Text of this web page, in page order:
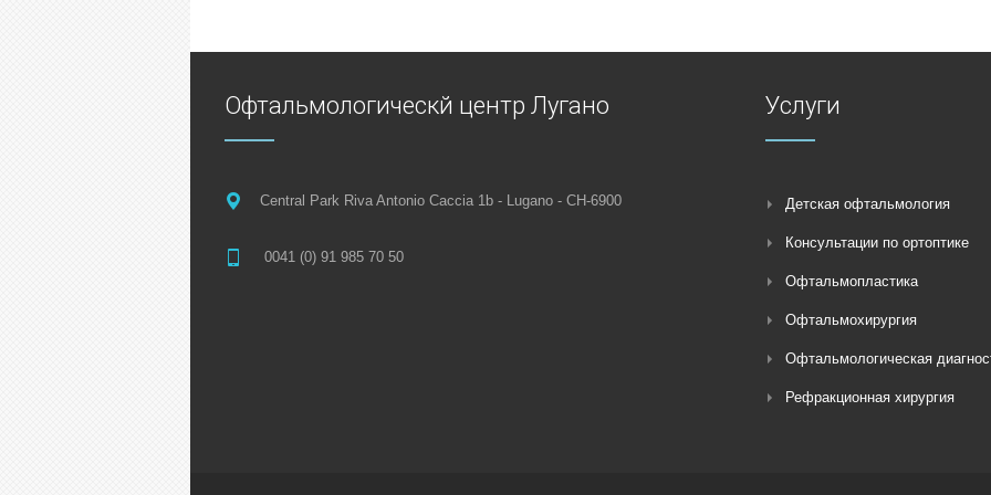
Офтальмологическй центр Лугано
Central Park Riva Antonio Caccia 1b - Lugano - CH-6900
0041 (0) 91 985 70 50
Услуги
Детская офтальмология
Консультации по ортоптике
Офтальмопластика
Офтальмохирургия
Офтальмологическая
Рефракционная хирургия